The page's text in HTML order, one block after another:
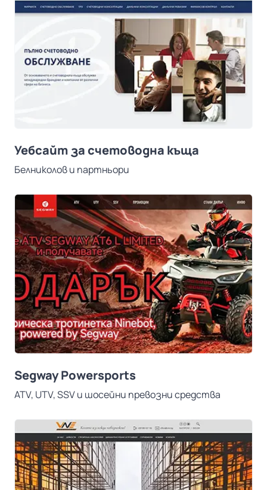
Уебсайт за счетоводна къща
Белниколов и партньори
Segway Powersports
ATV, UTV, SSV и шосейни превозни средства